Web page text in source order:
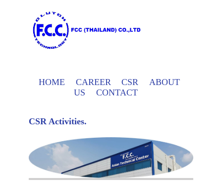
HOME CAREER CSR
ABOUT
US
CONTACT
CSR Activities.